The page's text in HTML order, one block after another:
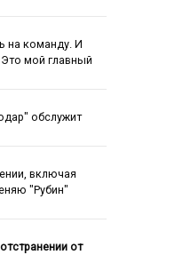
на команду. И
мой главный
обслужит
включая
"Рубин"
от